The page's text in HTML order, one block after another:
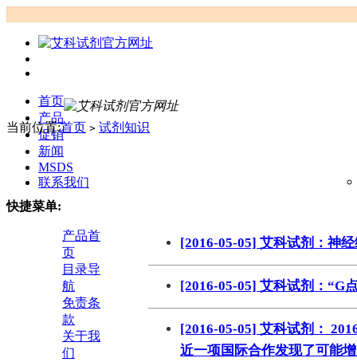
首页
产品
促销
新闻
MSDS
联系我们
当前位置:首页 > 试剂知识
快捷菜单:
产品首
页
目录导
航
免责条
款
关于我
们
[2016-05-05] 艾科试剂：神
[2016-05-05] 艾科试剂：“G
[2016-05-05] 艾科试剂：
近一项国际合作发现了可能